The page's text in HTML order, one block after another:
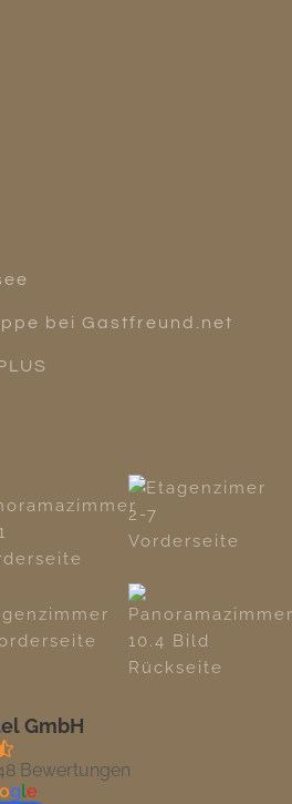
bei Gastfreund.net
GmbH
Bewertungen
ogle